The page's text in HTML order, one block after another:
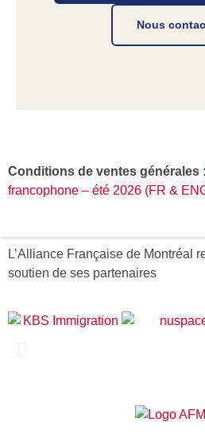
Nous
Conditions de ventes générales :
francophone – été 2026 (FR &
L’Alliance Française de Montréal
soutien de ses partenaires